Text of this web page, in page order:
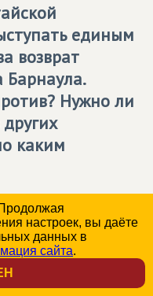
единым
возврат
Нужно ли
каким
это не просто
тех глав
и все
Они не
настроек, вы даёте
данных в
сайта.